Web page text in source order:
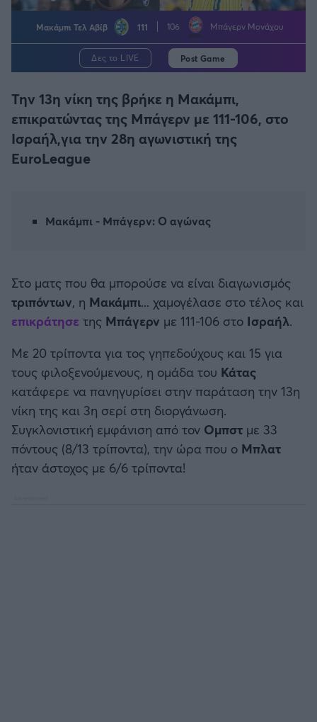
Δημήτρης Τσορμπατζόγλου
Λεβαδειακός
ΟΦΗ
Βόλος
Παναιτωλικός
Καλαμάτα
Ηρακλής
Μπαρτσελόνα
Ρεάλ Μαδρίτης
Ατλέτικο Μαδρίτης
Συνεντεύξεις
Μεγάλη μου Αγάπη
Μια Ιστορία από την Πόλη
Μακάμπι Τελ Αβίβ 111 106 Μπάγερν Μονάχου
Δες το LIVE Post Game
Την 13η νίκη της βρήκε η Μακάμπι,
επικρατώντας της Μπάγερν με 111-106, στο
Ισραήλ,για την 28η αγωνιστική της
EuroLeague
Μακάμπι - Μπάγερν: Ο αγώνας
Στο ματς που θα μπορούσε να είναι διαγωνισμός
τριπόντων, η Μακάμπι... χαμογέλασε στο τέλος και
επικράτησε της Μπάγερν με 111-106 στο Ισραήλ.
Με 20 τρίποντα για τος γηπεδούχους και 15 για
τους φιλοξενούμενους, η ομάδα του Κάτας
κατάφερε να πανηγυρίσει στην παράταση την 13η
νίκη της και 3η σερί στη διοργάνωση.
Συγκλονιστική εμφάνιση από τον Ομπστ με 33
πόντους (8/13 τρίποντα), την ώρα που ο Μπλατ
ήταν άστοχος με 6/6 τρίποντα!